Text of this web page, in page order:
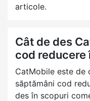
articole.
Cât de des
cod reducere
CatMobile este de
săptămâni cod
des în scopuri